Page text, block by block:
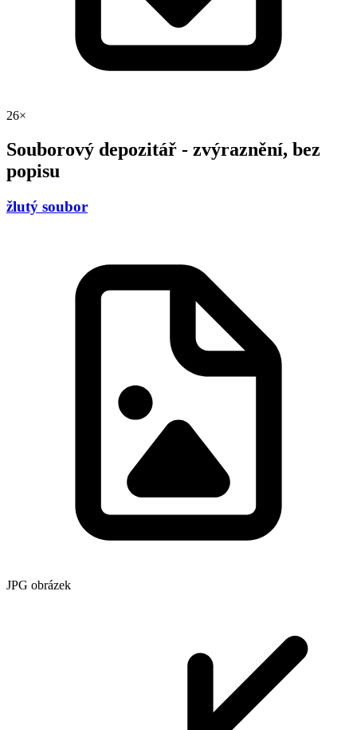
26×
Souborový depozitář - zvýraznění, bez
popisu
žlutý soubor
JPG obrázek